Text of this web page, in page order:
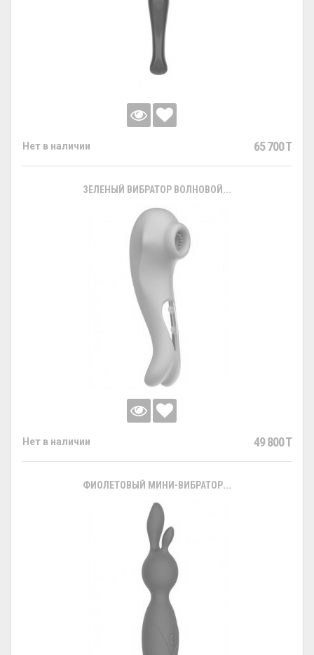
Нет в наличии 65 700 T
ЗЕЛЕНЫЙ ВИБРАТОР ВОЛНОВОЙ...
Нет в наличии 49 800 T
ФИОЛЕТОВЫЙ МИНИ-ВИБРАТОР...